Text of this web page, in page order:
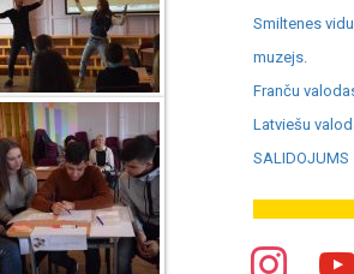
Smiltenes
muzejs.
Franču
Latviešu
SALIDOJUMS